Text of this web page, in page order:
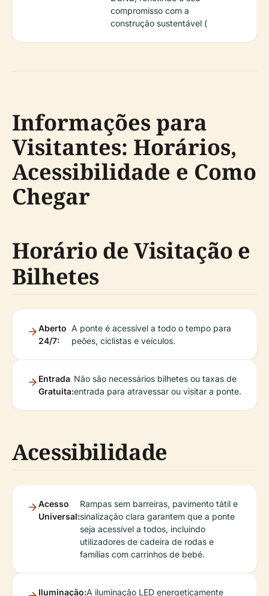
compromisso com a
construção sustentável (
Informações para
Visitantes: Horários,
Acessibilidade e Como
Chegar
Horário de Visitação e
Bilhetes
Aberto
24/7:
A ponte é acessível a todo o tempo para
peões, ciclistas e veículos.
Entrada
Gratuita:
Não são necessários bilhetes ou taxas de
entrada para atravessar ou visitar a ponte.
Acessibilidade
Acesso
Universal:
Rampas sem barreiras, pavimento tátil e
sinalização clara garantem que a ponte
seja acessível a todos, incluindo
utilizadores de cadeira de rodas e
famílias com carrinhos de bebé.
Iluminação:A iluminação LED energeticamente